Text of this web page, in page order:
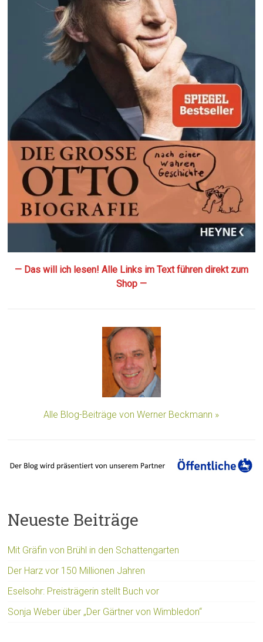
— Das will ich lesen! Alle Links im Text führen direkt zum
Shop —
Alle Blog-Beiträge von Werner Beckmann »
Neueste Beiträge
Mit Gräfin von Brühl in den Schattengarten
Der Harz vor 150 Millionen Jahren
Eselsohr: Preisträgerin stellt Buch vor
Sonja Weber über „Der Gärtner von Wimbledon“